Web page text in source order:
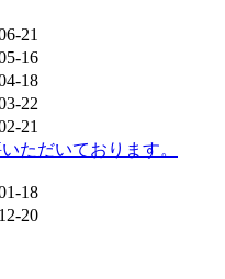
21
16
18
22
21
ただいております。
18
20